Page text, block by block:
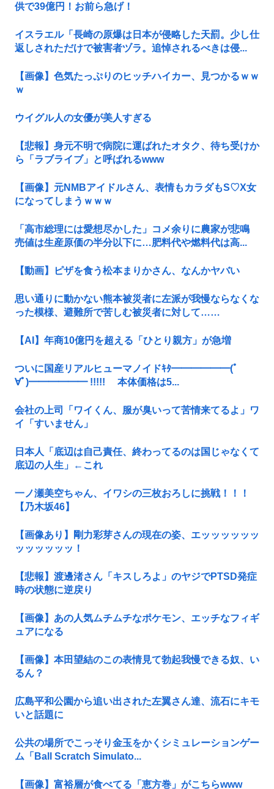
供で39億円！お前ら急げ！
イスラエル「長崎の原爆は日本が侵略した天罰。少し仕
返しされただけで被害者ヅラ。追悼されるべきは侵...
【画像】色気たっぷりのヒッチハイカー、見つかるｗｗ
ｗ
ウイグル人の女優が美人すぎる
【悲報】身元不明で病院に運ばれたオタク、待ち受けか
ら「ラブライブ」と呼ばれるwww
【画像】元NMBアイドルさん、表情もカラダもS♡X女
になってしまうｗｗｗ
「高市総理には愛想尽かした」コメ余りに農家が悲鳴
売値は生産原価の半分以下に…肥料代や燃料代は高...
【動画】ピザを食う松本まりかさん、なんかヤバい
思い通りに動かない熊本被災者に左派が我慢ならなくな
った模様、避難所で苦しむ被災者に対して……
【AI】年商10億円を超える「ひとり親方」が急増
ついに国産リアルヒューマノイドｷﾀ━━━━━━(ﾟ
∀ﾟ)━━━━━━ !!!!! 本体価格は5...
会社の上司「ワイくん、服が臭いって苦情来てるよ」ワ
イ「すいません」
日本人「底辺は自己責任、終わってるのは国じゃなくて
底辺の人生」←これ
一ノ瀬美空ちゃん、イワシの三枚おろしに挑戦！！！
【乃木坂46】
【画像あり】剛力彩芽さんの現在の姿、エッッッッッッ
ッッッッッッ！
【悲報】渡邊渚さん「キスしろよ」のヤジでPTSD発症
時の状態に逆戻り
【画像】あの人気ムチムチなポケモン、エッチなフィギ
ュアになる
【画像】本田望結のこの表情見て勃起我慢できる奴、い
るん？
広島平和公園から追い出された左翼さん達、流石にキモ
いと話題に
公共の場所でこっそり金玉をかくシミュレーションゲー
ム「Ball Scratch Simulato...
【画像】富裕層が食べてる「恵方巻」がこちらwww